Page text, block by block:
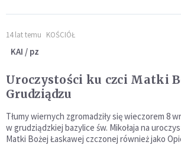
14 lat temu KOŚCIÓŁ
KAI / pz
Uroczystości ku czci Matki
Grudziądzu
Tłumy wiernych zgromadziły się wieczorem 8
w grudziądzkiej bazylice św. Mikołaja na
Matki Bożej Łaskawej czczonej również jako